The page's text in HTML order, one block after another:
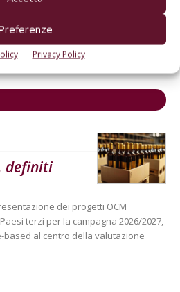
Privacy Policy
definiti
dei progetti OCM
terzi per la campagna 2026/2027,
based al centro della valutazione